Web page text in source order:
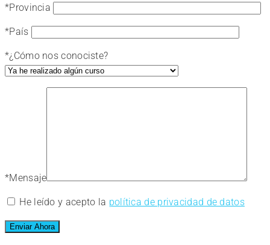
*Provincia
*País
*¿Cómo nos conociste?
*Mensaje
He leído y acepto la política de privacidad de datos